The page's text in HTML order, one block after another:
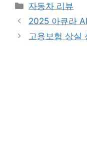
Categories
자동차 리뷰
2025 아큐라
고용보험 상실